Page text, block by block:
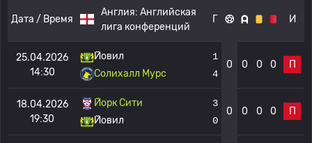
Дата / Время
Англия: Английская
лига конференций
Г И
25.04.2026
14:30
Йовил
Солихалл Мурс
1
4
0 0 0 0 П
18.04.2026
19:30
Йорк Сити
Йовил
3
0
0 0 0 0 П